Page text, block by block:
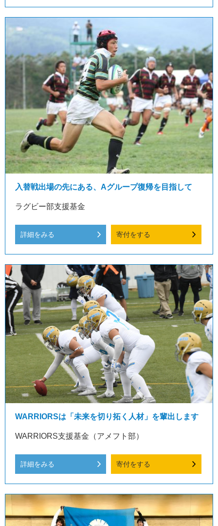
入替戦出場の先にある、Aグループ復帰を目指して
ラグビー部支援基金
詳細をみる 寄付をする
WARRIORSは「未来を切り拓く人材」を輩出します
WARRIORS支援基金（アメフト部）
詳細をみる 寄付をする